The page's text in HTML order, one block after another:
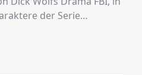
der Serie